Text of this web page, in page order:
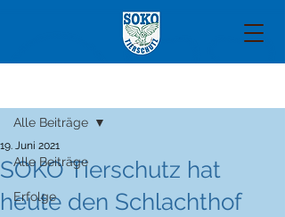
Alle Beiträge
Erfolge
Alle Beiträge
SOKO Tierschutz hat
heute den Schlachthof
19. Juni 2021